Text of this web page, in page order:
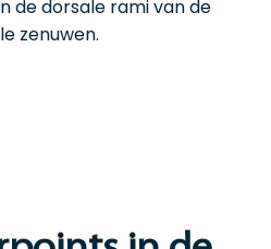
de dorsale rami van de
zenuwen.